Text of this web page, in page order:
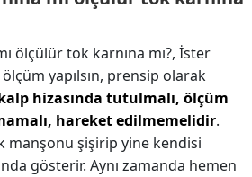
ölçülür tok karnına mı?, İster
yapılsın, prensip olarak
hizasında tutulmalı, ölçüm
hareket edilmemelidir.
manşonu şişirip yine kendisi
gösterir. Aynı zamanda hemen